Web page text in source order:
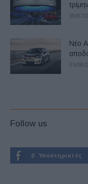
30/07/
Νέο
05/08/
Follow us
0 Υποστηρικτές